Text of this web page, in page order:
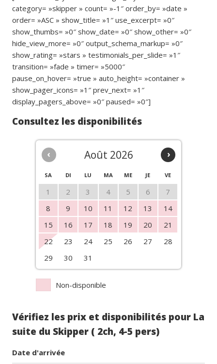
category= »skipper » count= »-1″ order_by= »date »
order= »ASC » show_title= »1″ use_excerpt= »0″
show_thumbs= »0″ show_date= »0″ show_other= »0″
hide_view_more= »0″ output_schema_markup= »0″
show_rating= »stars » testimonials_per_slide= »1″
transition= »fade » timer= »5000″
pause_on_hover= »true » auto_height= »container »
show_pager_icons= »1″ prev_next= »1″
display_pagers_above= »0″ paused= »0″]
Consultez les disponibilités
‹ ›
Août 2026
SA DI LU MA ME JE VE
1 2 3 4 5 6
7
8
9 10 11 12 13
14
15
16 17 18 19 20
21
22
23 24 25 26 27
28
29
30 31
Non-disponible
Vérifiez les prix et disponibilités pour La
suite du Skipper ( 2ch, 4-5 pers)
Date d'arrivée